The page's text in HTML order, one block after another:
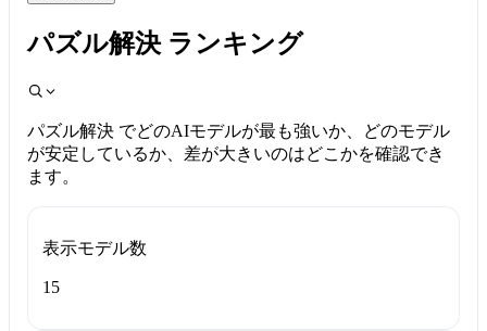
パズル解決 ランキング
パズル解決 でどのAIモデルが最も強いか、どのモデル
が安定しているか、差が大きいのはどこかを確認でき
ます。
表示モデル数
15